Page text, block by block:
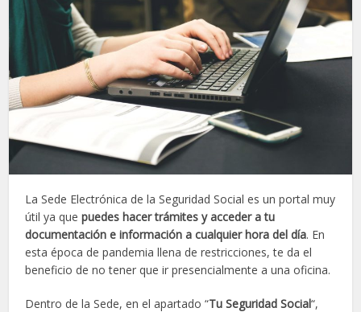
La Sede Electrónica de la Seguridad Social es un portal muy
útil ya quepuedes hacer trámites y acceder a tu
documentación e información a cualquier hora del día. En
esta época de pandemia llena de restricciones, te da el
beneficio de no tener que ir presencialmente a una oficina.
Dentro de la Sede, en el apartado “Tu Seguridad Social“,